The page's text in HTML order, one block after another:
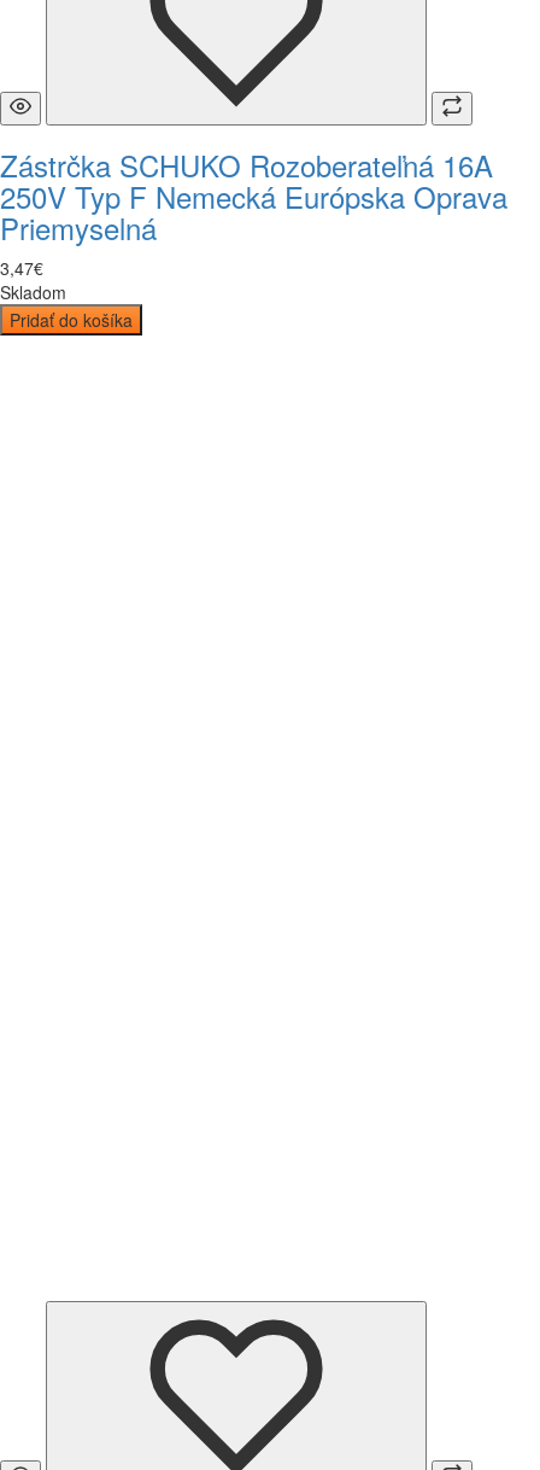
Zástrčka SCHUKO Rozoberateľná 16A
250V Typ F Nemecká Európska Oprava
Priemyselná
3,47€
Skladom
Pridať do košíka